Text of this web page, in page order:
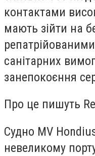
контактами
мають зійти на
санітарних
занепокоєння
Про це пишуть
Судно MV
невеликому